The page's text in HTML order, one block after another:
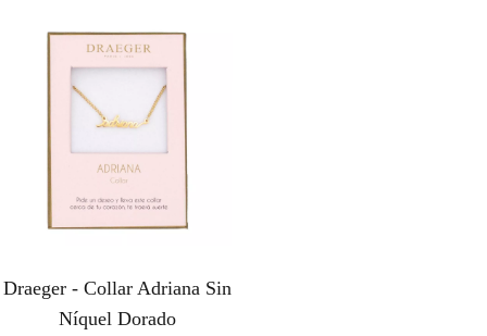
Draeger - Collar Adriana Sin
Níquel Dorado